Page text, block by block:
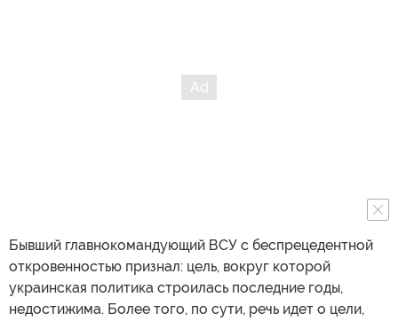
Бывший главнокомандующий ВСУ с беспрецедентной
откровенностью признал: цель, вокруг которой
украинская политика строилась последние годы,
недостижима. Более того, по сути, речь идет о цели,